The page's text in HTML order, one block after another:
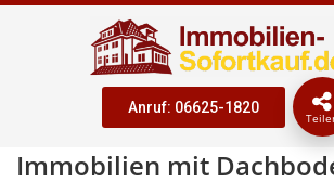
Anruf: 06625-1820
Immobilien mit